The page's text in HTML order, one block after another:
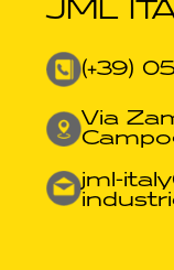
JML
(+39)
Via
jml-